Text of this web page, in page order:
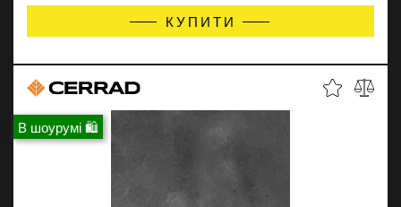
КУПИТИ
В шоурумі 🛍